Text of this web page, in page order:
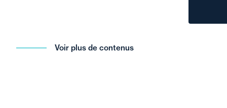
Voir plus de contenus